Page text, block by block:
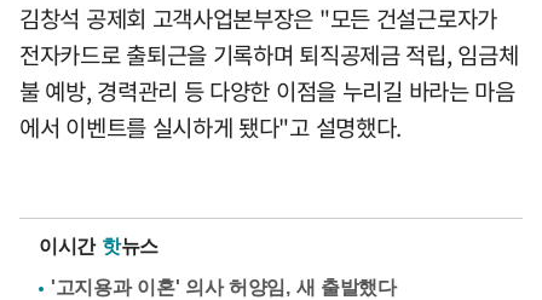
김창석 공제회 고객사업본부장은 "모든 건설근로자가
전자카드로 출퇴근을 기록하며 퇴직공제금 적립, 임금체
불 예방, 경력관리 등 다양한 이점을 누리길 바라는 마음
에서 이벤트를 실시하게 됐다"고 설명했다.
이시간 핫뉴스
'고지용과 이혼' 의사 허양임, 새 출발했다